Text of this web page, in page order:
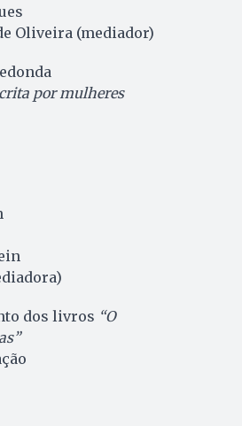
Oliveira (mediador)
por mulheres
dos livros “O